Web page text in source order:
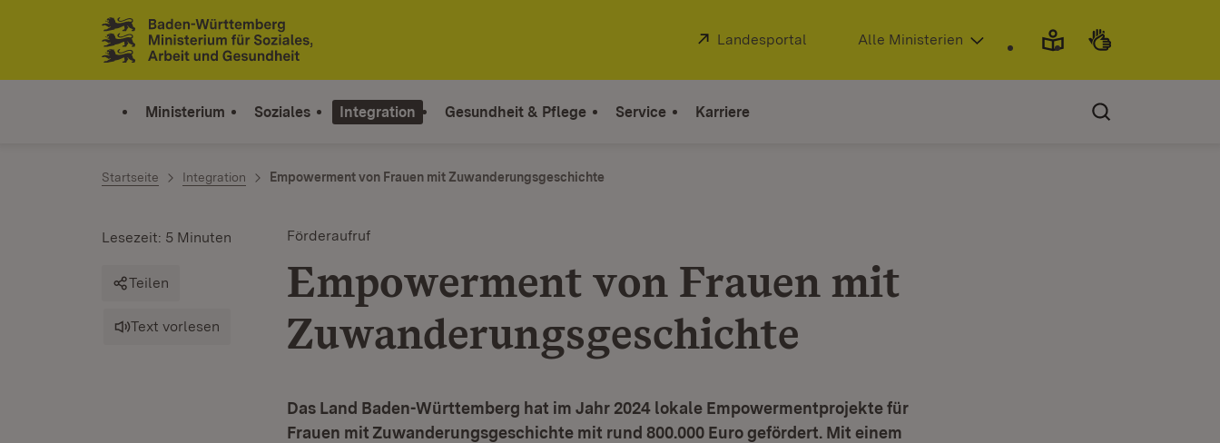
Zum Inhalt springen
Link zur Startseite
Extern:
Landesportal (Öffnet in neuem Fenster)
Alle Ministerien
Ministerium Soziales Integration Gesundheit & Pflege Service Karriere
Startseite Integration Empowerment von Frauen mit Zuwanderungsgeschichte
Förderaufruf
Empowerment von Frauen mit
Zuwanderungsgeschichte
Lesezeit: 5 Minuten
Teilen
Text vorlesen
Das Land Baden-Württemberg hat im Jahr 2024 lokale Empowermentprojekte für
Frauen mit Zuwanderungsgeschichte mit rund 800.000 Euro gefördert. Mit einem